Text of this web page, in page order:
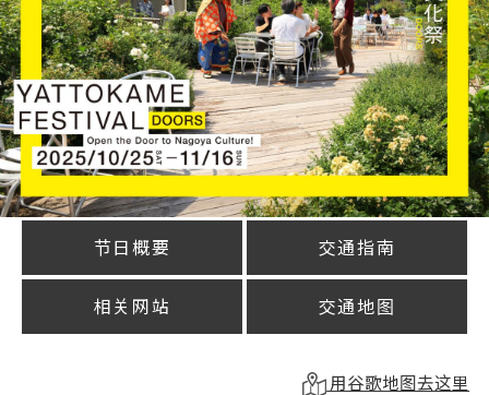
节日概要 交通指南
相关网站 交通地图
用谷歌地图去这里